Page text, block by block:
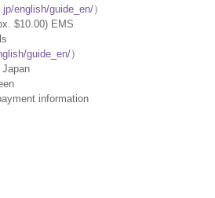
english/guide_en/）
$10.00) EMS
guide_en/）
information